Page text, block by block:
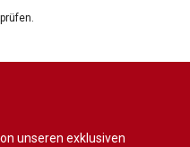
unseren exklusiven